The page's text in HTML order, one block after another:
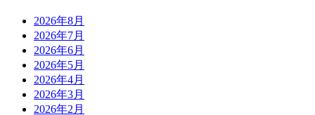
2026年8月
2026年7月
2026年6月
2026年5月
2026年4月
2026年3月
2026年2月